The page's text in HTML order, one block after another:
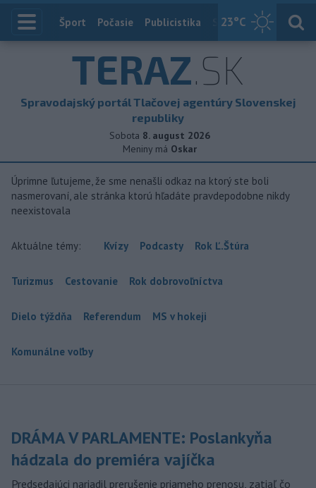
23°C
Index
Šport Počasie Publicistika Slovensko
TERAZ.SK
Spravodajský portál Tlačovej agentúry Slovenskej
republiky
Sobota 8. august 2026
Meniny má Oskar
Úprimne ľutujeme, že sme nenašli odkaz na ktorý ste boli
nasmerovaní, ale stránka ktorú hľadáte pravdepodobne nikdy
neexistovala
Aktuálne témy: Kvízy Podcasty Rok Ľ.Štúra
Turizmus Cestovanie Rok dobrovoľníctva
Dielo týždňa Referendum MS v hokeji
Komunálne voľby
DRÁMA V PARLAMENTE: Poslankyňa
hádzala do premiéra vajíčka
Predsedajúci nariadil prerušenie priameho prenosu, zatiaľ čo